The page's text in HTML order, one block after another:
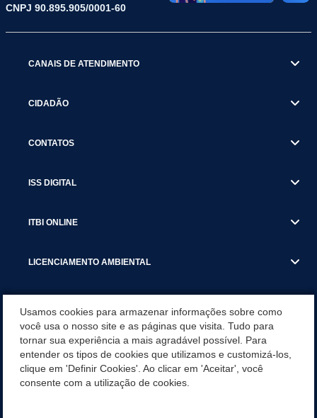
CNPJ 90.895.905/0001-60
CANAIS DE ATENDIMENTO
CIDADÃO
CONTATOS
ISS DIGITAL
ITBI ONLINE
LICENCIAMENTO AMBIENTAL
SERVIÇOS
SERVIÇOS DO DEPARTAMENTO DE RECEITA MUNICIPAL
Usamos cookies para armazenar informações sobre como
você usa o nosso site e as páginas que visita. Tudo para
tornar sua experiência a mais agradável possível. Para
entender os tipos de cookies que utilizamos e customizá-los,
clique em 'Definir Cookies'. Ao clicar em 'Aceitar', você
consente com a utilização de cookies.